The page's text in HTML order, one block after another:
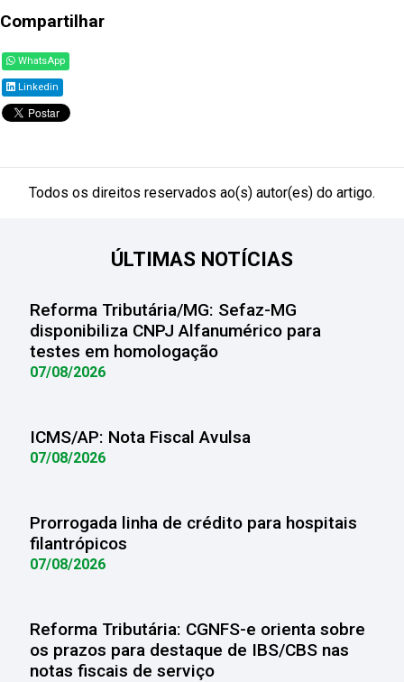
Compartilhar
WhatsApp
Linkedin
Todos os direitos reservados ao(s) autor(es) do artigo.
ÚLTIMAS NOTÍCIAS
Reforma Tributária/MG: Sefaz-MG
disponibiliza CNPJ Alfanumérico para
testes em homologação
07/08/2026
ICMS/AP: Nota Fiscal Avulsa
07/08/2026
Prorrogada linha de crédito para hospitais
filantrópicos
07/08/2026
Reforma Tributária: CGNFS-e orienta sobre
os prazos para destaque de IBS/CBS nas
notas fiscais de serviço